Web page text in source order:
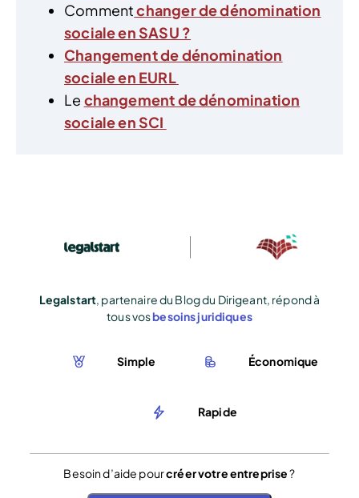
Commentchanger de dénomination
sociale en SASU ?
Changement de dénomination
sociale en EURL
Le changement de dénomination
sociale en SCI
Legalstart, partenaire du Blog du Dirigeant, répond à
tous vosbesoins juridiques
Simple Économique
Rapide
Besoin d’aide pourcréer votre entreprise?